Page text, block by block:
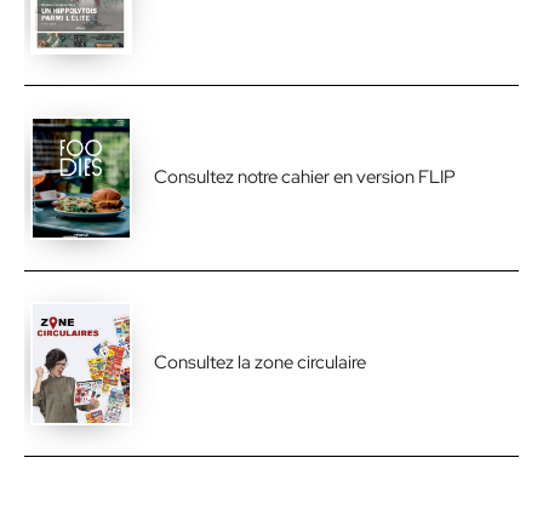
Consultez notre cahier en version FLIP
Consultez la zone circulaire